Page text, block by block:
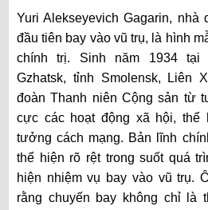
Yuri Alekseyevich Gagarin, nhà
đầu tiên bay vào vũ trụ, là hình
chính trị. Sinh năm 1934 tại
Gzhatsk, tỉnh Smolensk, Liên
đoàn Thanh niên Cộng sản từ
cực các hoạt động xã hội,
tưởng cách mạng. Bản lĩnh
thể hiện rõ rệt trong suốt quá
hiện nhiệm vụ bay vào vũ trụ.
rằng chuyến bay không chỉ là